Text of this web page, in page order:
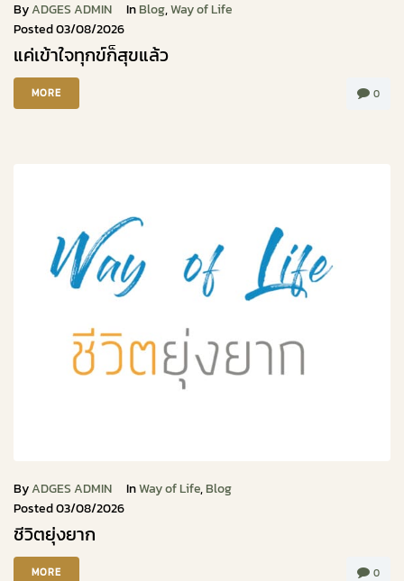
ByADGES ADMIN InBlog,Way of Life
Posted03/08/2026
แค่เข้าใจทุกข์ก็สุขแล้ว
MORE 0
ByADGES ADMIN InWay of Life,Blog
Posted03/08/2026
ชีวิตยุ่งยาก
MORE 0